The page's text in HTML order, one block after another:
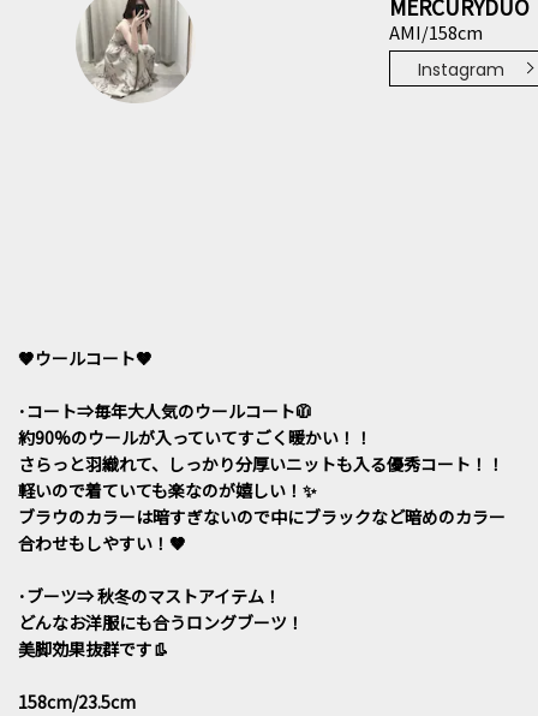
MERCURYDUO
AMI/158cm
Instagram
🤎ウールコート🤎
･コート⇒毎年大人気のウールコート🧥
約90%のウールが入っていてすごく暖かい！！
さらっと羽織れて、しっかり分厚いニットも入る優秀コート！！
軽いので着ていても楽なのが嬉しい！✨️
ブラウのカラーは暗すぎないので中にブラックなど暗めのカラー
合わせもしやすい！🤎
･ブーツ⇒ 秋冬のマストアイテム！
どんなお洋服にも合うロングブーツ！
美脚効果抜群です👢
158cm/23.5cm